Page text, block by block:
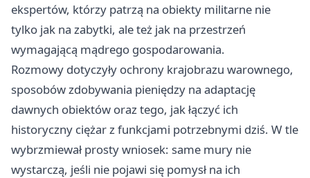
ekspertów, którzy patrzą na obiekty militarne nie
tylko jak na zabytki, ale też jak na przestrzeń
wymagającą mądrego gospodarowania.
Rozmowy dotyczyły ochrony krajobrazu warownego,
sposobów zdobywania pieniędzy na adaptację
dawnych obiektów oraz tego, jak łączyć ich
historyczny ciężar z funkcjami potrzebnymi dziś. W tle
wybrzmiewał prosty wniosek: same mury nie
wystarczą, jeśli nie pojawi się pomysł na ich